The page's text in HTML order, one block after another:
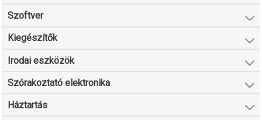
Szoftver
Kiegészítők
Irodai eszközök
Szórakoztató elektronika
Háztartás